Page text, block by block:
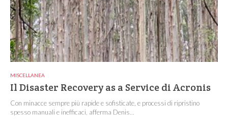
MISCELLANEA
Il Disaster Recovery as a Service di Acronis
Con minacce sempre più rapide e sofisticate, e processi di ripristino
spesso manuali e inefficaci, afferma Denis...